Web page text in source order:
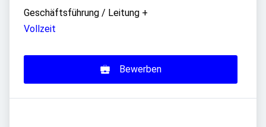
Geschäftsführung / Leitung +
Vollzeit
Bewerben